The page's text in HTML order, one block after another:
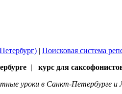
| Поисковая система
| курс для
уроки в Санкт-Петербурге и